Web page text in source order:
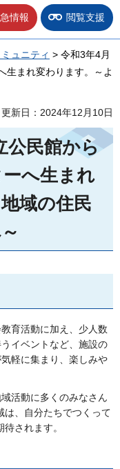
情報 閲覧支援
ュニティ > 令和3年4月
生まれ変わります。～よ
更新日：2024年12月10日
公民館から
へ生まれ
域の住民
育活動に加え、少人数
イベントなど、施設の
軽に集まり、楽しみや
活動に多くのみなさん
は、自分たちでつくって
されます。